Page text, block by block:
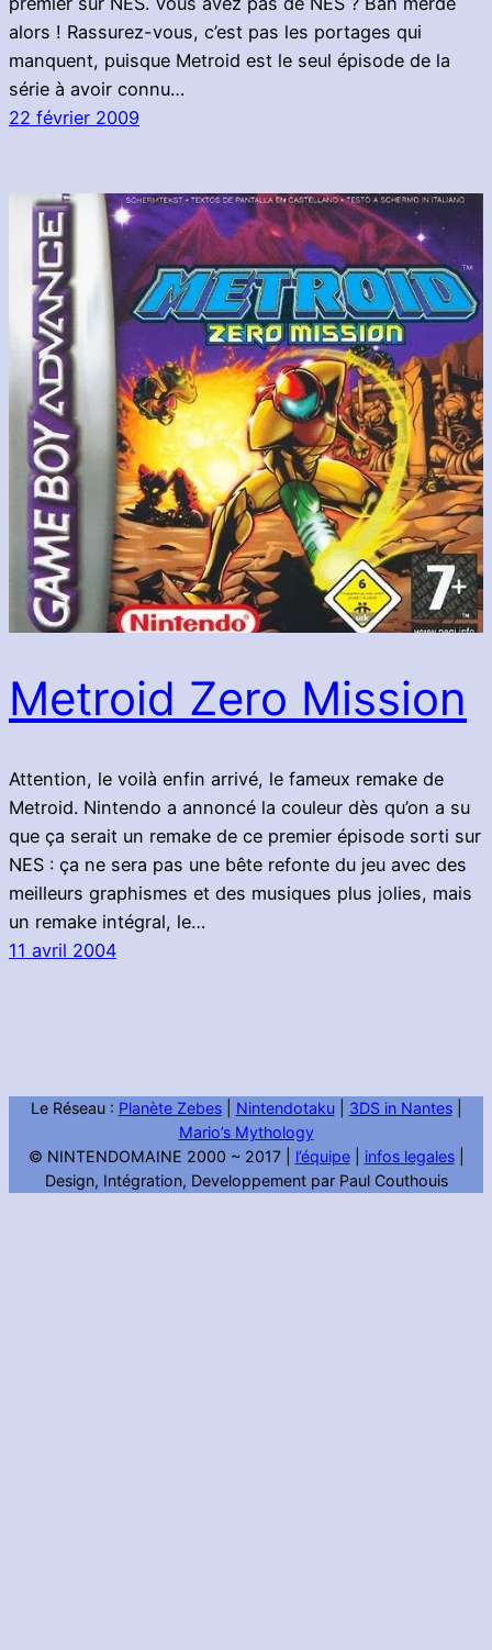
alors ! Rassurez-vous, c’est pas les portages qui
manquent, puisque Metroid est le seul épisode de la
série à avoir connu…
22 février 2009
Metroid Zero Mission
Attention, le voilà enfin arrivé, le fameux remake de
Metroid. Nintendo a annoncé la couleur dès qu’on a su
que ça serait un remake de ce premier épisode sorti sur
NES : ça ne sera pas une bête refonte du jeu avec des
meilleurs graphismes et des musiques plus jolies, mais
un remake intégral, le…
11 avril 2004
Le Réseau : Planète Zebes| Nintendotaku| 3DS in Nantes|
Mario’s Mythology
© NINTENDOMAINE 2000 ~ 2017 | l’équipe| infos legales|
Design, Intégration, Developpement par Paul Couthouis